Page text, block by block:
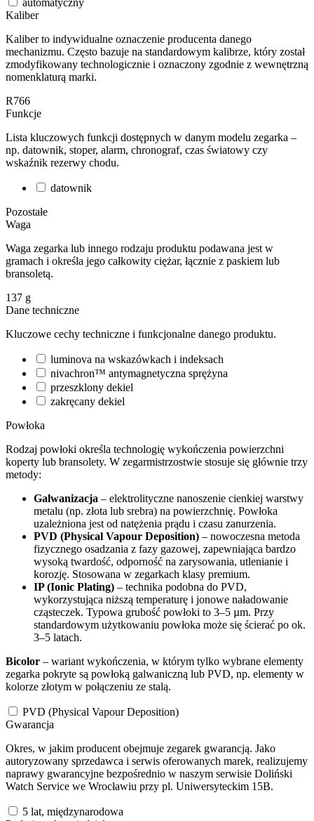
Kaliber
Kaliber to indywidualne oznaczenie producenta danego
mechanizmu. Często bazuje na standardowym kalibrze, który został
zmodyfikowany technologicznie i oznaczony zgodnie z wewnętrzną
nomenklaturą marki.
R766
Funkcje
Lista kluczowych funkcji dostępnych w danym modelu zegarka –
np. datownik, stoper, alarm, chronograf, czas światowy czy
wskaźnik rezerwy chodu.
datownik
Pozostałe
Waga
Waga zegarka lub innego rodzaju produktu podawana jest w
gramach i określa jego całkowity ciężar, łącznie z paskiem lub
bransoletą.
137 g
Dane techniczne
Kluczowe cechy techniczne i funkcjonalne danego produktu.
luminova na wskazówkach i indeksach
nivachron™ antymagnetyczna sprężyna
przeszklony dekiel
zakręcany dekiel
Powłoka
Rodzaj powłoki określa technologię wykończenia powierzchni
koperty lub bransolety. W zegarmistrzostwie stosuje się głównie trzy
metody:
Galwanizacja – elektrolityczne nanoszenie cienkiej warstwy
metalu (np. złota lub srebra) na powierzchnię. Powłoka
uzależniona jest od natężenia prądu i czasu zanurzenia.
PVD (Physical Vapour Deposition) – nowoczesna metoda
fizycznego osadzania z fazy gazowej, zapewniająca bardzo
wysoką twardość, odporność na zarysowania, utlenianie i
korozję. Stosowana w zegarkach klasy premium.
IP (Ionic Plating) – technika podobna do PVD,
wykorzystująca niższą temperaturę i jonowe naładowanie
cząsteczek. Typowa grubość powłoki to 3–5 µm. Przy
standardowym użytkowaniu powłoka może się ścierać po ok.
3–5 latach.
Bicolor – wariant wykończenia, w którym tylko wybrane elementy
zegarka pokryte są powłoką galwaniczną lub PVD, np. elementy w
kolorze złotym w połączeniu ze stalą.
PVD (Physical Vapour Deposition)
Gwarancja
Okres, w jakim producent obejmuje zegarek gwarancją. Jako
autoryzowany sprzedawca i serwis oferowanych marek, realizujemy
naprawy gwarancyjne bezpośrednio w naszym serwisie Doliński
Watch Service we Wrocławiu przy pl. Uniwersyteckim 15B.
5 lat, międzynarodowa